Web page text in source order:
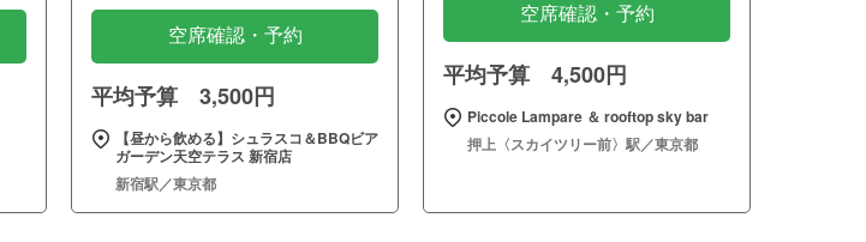
空席確認・予約
平均予算 3,500円
【昼から飲める】シュラスコ＆BBQビア
ガーデン天空テラス 新宿店
新宿駅／東京都
空席確認・予約
平均予算 4,500円
Piccole Lampare ＆ rooftop sky bar
押上〈スカイツリー前〉駅／東京都